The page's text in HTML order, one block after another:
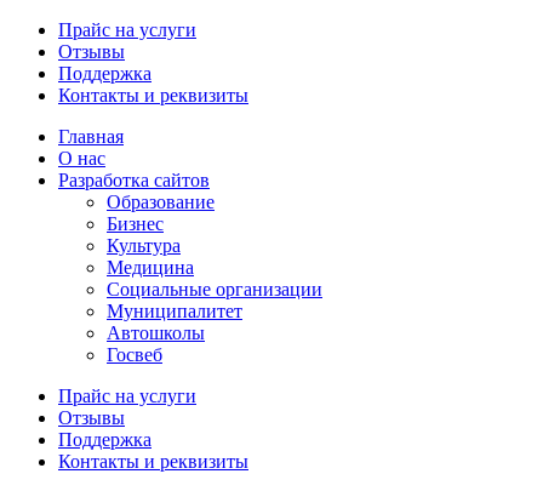
Прайс на услуги
Отзывы
Поддержка
Контакты и реквизиты
Главная
О нас
Разработка сайтов
Образование
Бизнес
Культура
Медицина
Социальные организации
Муниципалитет
Автошколы
Госвеб
Прайс на услуги
Отзывы
Поддержка
Контакты и реквизиты